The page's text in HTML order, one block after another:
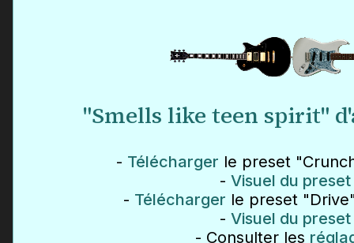
"Smells like teen spirit"
- Télécharger le preset
- Visuel du preset
- Télécharger le preset
- Visuel du preset
- Consulter les